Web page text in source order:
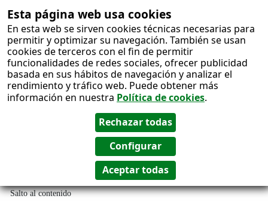
Esta página web usa cookies
En esta web se sirven cookies técnicas necesarias para
permitir y optimizar su navegación. También se usan
cookies de terceros con el fin de permitir
funcionalidades de redes sociales, ofrecer publicidad
basada en sus hábitos de navegación y analizar el
rendimiento y tráfico web. Puede obtener más
información en nuestra Política de cookies.
Salto al contenido